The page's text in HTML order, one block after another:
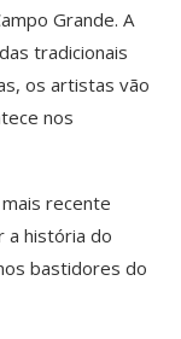
Grande. A
tradicionais
os artistas vão
nos
recente
a história do
bastidores do